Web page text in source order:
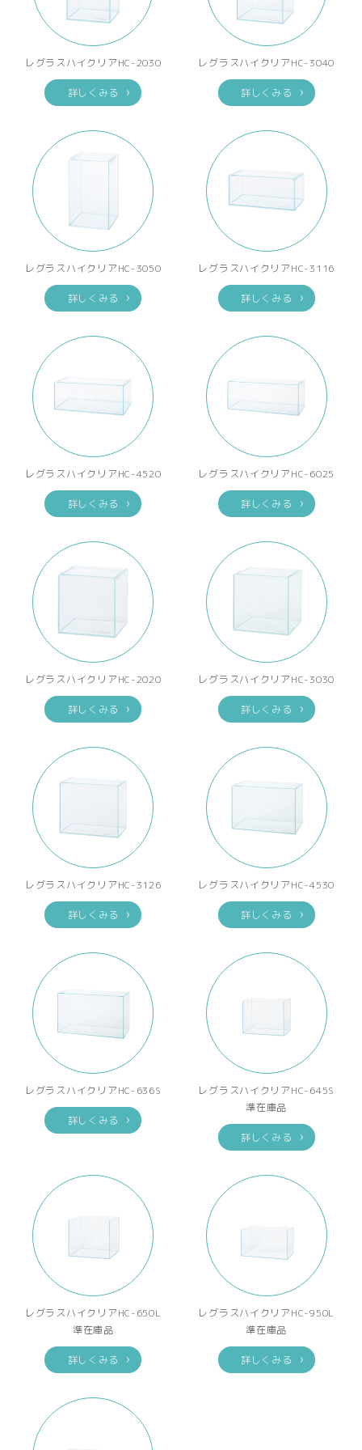
レグラスハイクリアHC-2030
詳しくみる
レグラスハイクリアHC-3040
詳しくみる
レグラスハイクリアHC-3050
詳しくみる
レグラスハイクリアHC-3116
詳しくみる
レグラスハイクリアHC-4520
詳しくみる
レグラスハイクリアHC-6025
詳しくみる
レグラスハイクリアHC-2020
詳しくみる
レグラスハイクリアHC-3030
詳しくみる
レグラスハイクリアHC-3126
詳しくみる
レグラスハイクリアHC-4530
詳しくみる
レグラスハイクリアHC-636S
詳しくみる
レグラスハイクリアHC-645S
準在庫品
詳しくみる
レグラスハイクリアHC-650L
準在庫品
詳しくみる
レグラスハイクリアHC-950L
準在庫品
詳しくみる